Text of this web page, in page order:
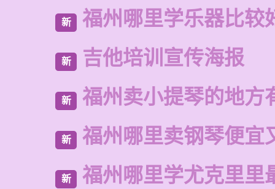
新 福州哪里学乐器比较
新 吉他培训宣传海报
新 福州卖小提琴的地方
新 福州哪里卖钢琴便宜
新 福州哪里学尤克里里